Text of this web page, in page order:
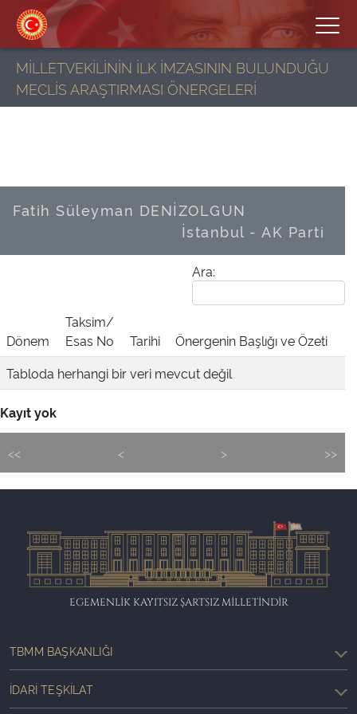
MİLLETVEKİLİNİN İLK İMZASININ BULUNDUĞU
MECLİS ARAŞTIRMASI ÖNERGELERİ
Fatih Süleyman DENİZOLGUN
İstanbul - AK Parti
Ara:
Dönem
Taksim/
Esas No
Tarihi
Önergenin Başlığı ve Özeti
Tabloda herhangi bir veri mevcut değil
Kayıt yok
<< < > >>
EGEMENLİK KAYITSIZ ŞARTSIZ MİLLETİNDİR
TBMM BAŞKANLIĞI
İDARI TEŞKILAT